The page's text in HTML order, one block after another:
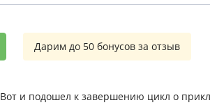
Дарим до 50 бонусов за отзыв
Вот и подошел к завершению цикл о